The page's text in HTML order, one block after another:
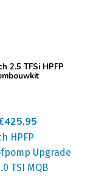
2.5 TFSi HPFP
425,95